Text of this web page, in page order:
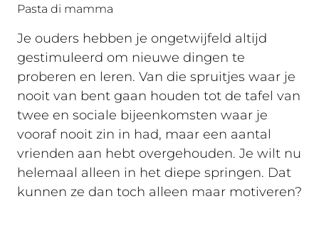
Pasta di mamma
Je ouders hebben je ongetwijfeld altijd
gestimuleerd om nieuwe dingen te
proberen en leren. Van die spruitjes waar je
nooit van bent gaan houden tot de tafel van
twee en sociale bijeenkomsten waar je
vooraf nooit zin in had, maar een aantal
vrienden aan hebt overgehouden. Je wilt nu
helemaal alleen in het diepe springen. Dat
kunnen ze dan toch alleen maar motiveren?